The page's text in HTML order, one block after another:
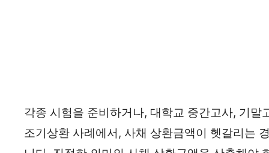
각종 시험을 준비하거나, 대학교 중간고사, 기
조기상환 사례에서, 사채 상환금액이 헷갈리는